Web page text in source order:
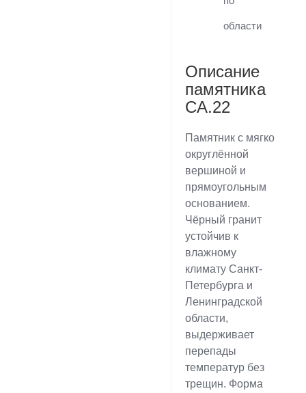
области
Описание
памятника
CA.22
Памятник с мягко
округлённой
вершиной и
прямоугольным
основанием.
Чёрный гранит
устойчив к
влажному
климату Санкт-
Петербурга и
Ленинградской
области,
выдерживает
перепады
температур без
трещин. Форма